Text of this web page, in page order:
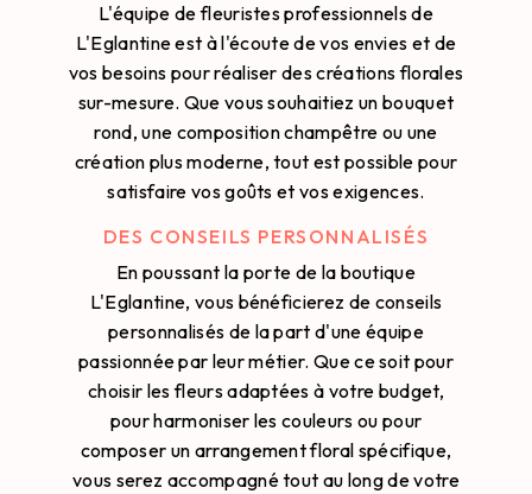
L'équipe de fleuristes professionnels de
L'Eglantine est à l'écoute de vos envies et de
vos besoins pour réaliser des créations florales
sur-mesure. Que vous souhaitiez un bouquet
rond, une composition champêtre ou une
création plus moderne, tout est possible pour
satisfaire vos goûts et vos exigences.
DES CONSEILS PERSONNALISÉS
En poussant la porte de la boutique
L'Eglantine, vous bénéficierez de conseils
personnalisés de la part d'une équipe
passionnée par leur métier. Que ce soit pour
choisir les fleurs adaptées à votre budget,
pour harmoniser les couleurs ou pour
composer un arrangement floral spécifique,
vous serez accompagné tout au long de votre